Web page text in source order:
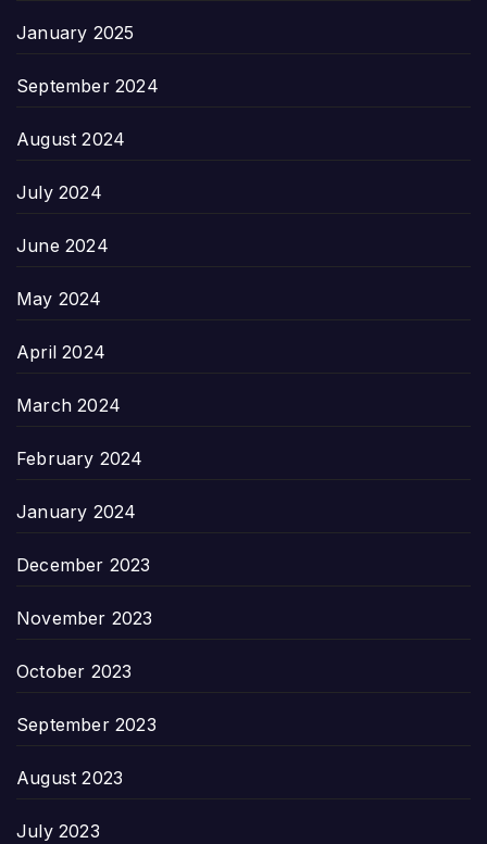
January 2025
September 2024
August 2024
July 2024
June 2024
May 2024
April 2024
March 2024
February 2024
January 2024
December 2023
November 2023
October 2023
September 2023
August 2023
July 2023